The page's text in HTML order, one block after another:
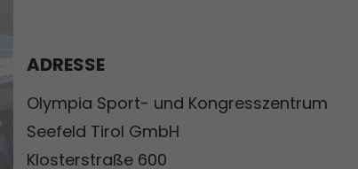
ADRESSE
Olympia Sport- und Kongresszentrum
Seefeld Tirol GmbH
Klosterstraße 600